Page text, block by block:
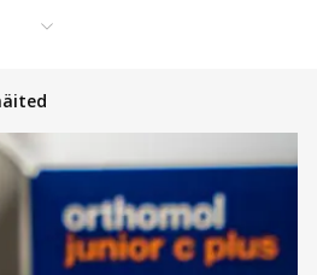
sinu silmad alati parimas korras.
ja ennetuseks
on sulle abiks OCUflash
kui soovid eemaldada silmast
jääke. Samuti on tilgad abiks, kui